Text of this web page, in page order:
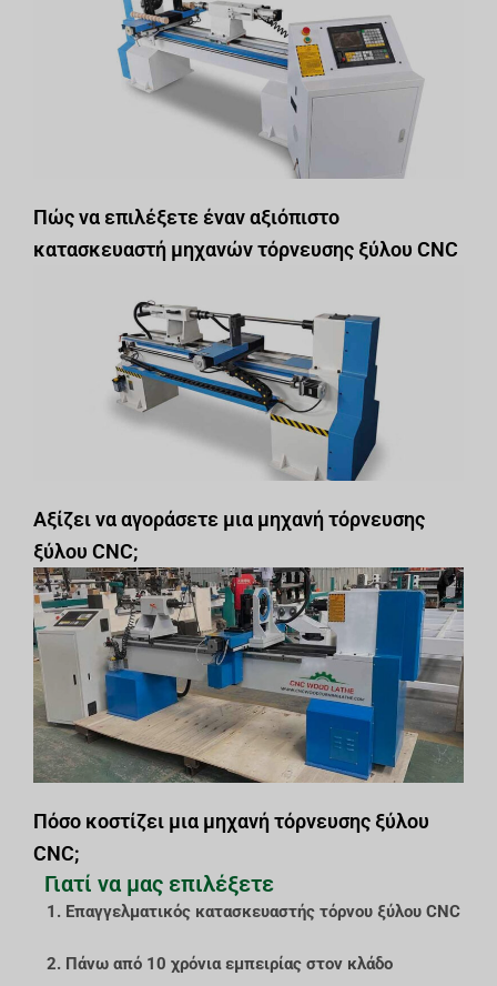
Πώς να επιλέξετε έναν αξιόπιστο
κατασκευαστή μηχανών τόρνευσης ξύλου CNC
Αξίζει να αγοράσετε μια μηχανή τόρνευσης
ξύλου CNC;
Πόσο κοστίζει μια μηχανή τόρνευσης ξύλου
CNC;
Γιατί να μας επιλέξετε
1. Επαγγελματικός κατασκευαστής τόρνου ξύλου CNC
2. Πάνω από 10 χρόνια εμπειρίας στον κλάδο